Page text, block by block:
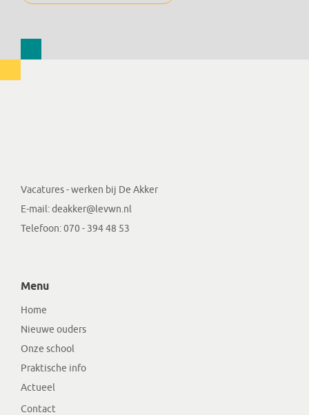
Vacatures - werken bij De Akker
E-mail:deakker@levwn.nl
Telefoon:070 - 394 48 53
Menu
Home
Nieuwe ouders
Onze school
Praktische info
Actueel
Contact